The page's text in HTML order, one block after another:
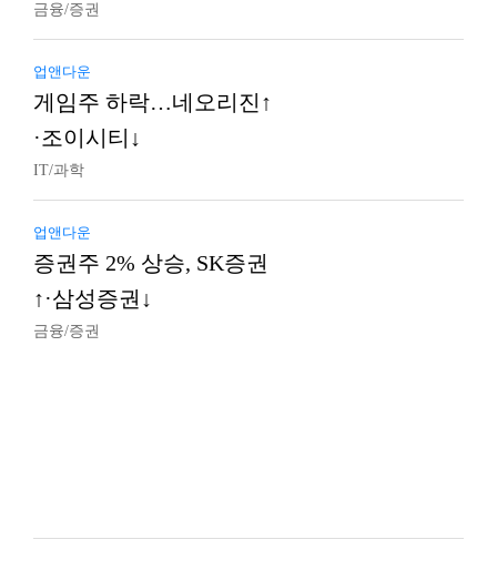
금융/증권
업앤다운
게임주 하락…네오리진↑
·조이시티↓
IT/과학
업앤다운
증권주 2% 상승, SK증권
↑·삼성증권↓
금융/증권